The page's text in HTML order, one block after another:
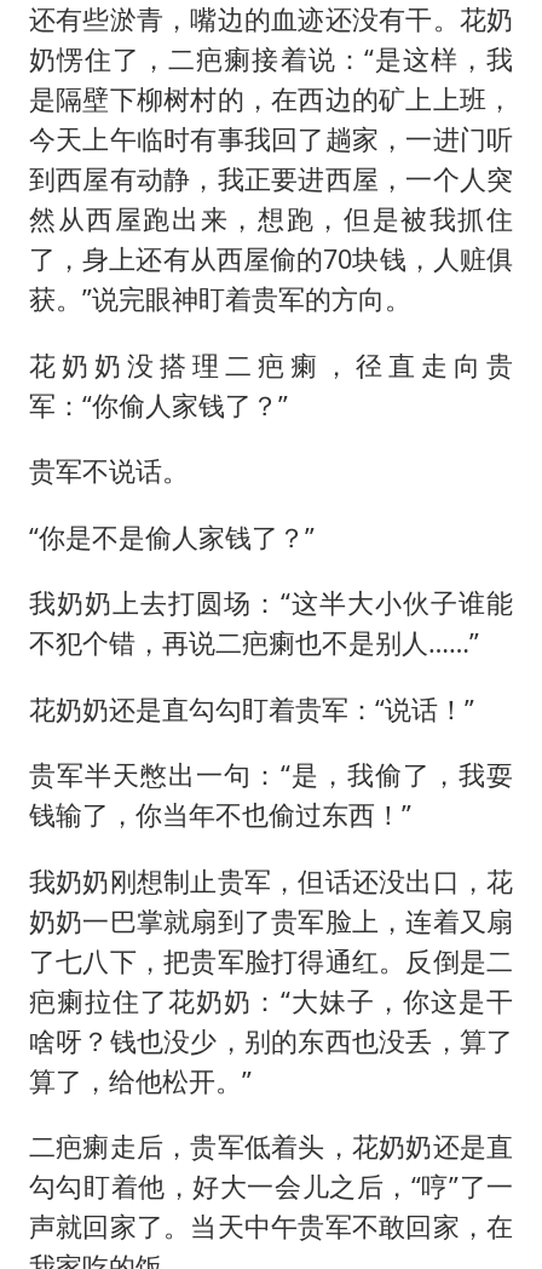
还有些淤青，嘴边的血迹还没有干。花奶
奶愣住了，二疤瘌接着说：“是这样，我
是隔壁下柳树村的，在西边的矿上上班，
今天上午临时有事我回了趟家，一进门听
到西屋有动静，我正要进西屋，一个人突
然从西屋跑出来，想跑，但是被我抓住
了，身上还有从西屋偷的70块钱，人赃俱
获。”说完眼神盯着贵军的方向。
花奶奶没搭理二疤瘌，径直走向贵
军：“你偷人家钱了？”
贵军不说话。
“你是不是偷人家钱了？”
我奶奶上去打圆场：“这半大小伙子谁能
不犯个错，再说二疤瘌也不是别人……”
花奶奶还是直勾勾盯着贵军：“说话！”
贵军半天憋出一句：“是，我偷了，我耍
钱输了，你当年不也偷过东西！”
我奶奶刚想制止贵军，但话还没出口，花
奶奶一巴掌就扇到了贵军脸上，连着又扇
了七八下，把贵军脸打得通红。反倒是二
疤瘌拉住了花奶奶：“大妹子，你这是干
啥呀？钱也没少，别的东西也没丢，算了
算了，给他松开。”
二疤瘌走后，贵军低着头，花奶奶还是直
勾勾盯着他，好大一会儿之后，“哼”了一
声就回家了。当天中午贵军不敢回家，在